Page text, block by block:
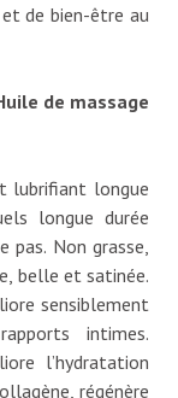
de bien-être au
de massage
lubrifiant longue
longue durée
pas. Non grasse,
belle et satinée.
sensiblement
intimes.
l’hydratation
régénère